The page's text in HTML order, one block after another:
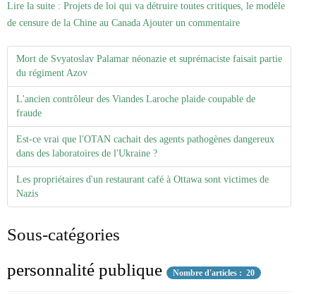
Lire la suite : Projets de loi qui va détruire toutes critiques, le modèle
de censure de la Chine au Canada Ajouter un commentaire
Mort de Svyatoslav Palamar néonazie et suprémaciste faisait partie
du régiment Azov
L'ancien contrôleur des Viandes Laroche plaide coupable de
fraude
Est-ce vrai que l'OTAN cachait des agents pathogènes dangereux
dans des laboratoires de l'Ukraine ?
Les propriétaires d'un restaurant café à Ottawa sont victimes de
Nazis
Sous-catégories
personnalité publique
Nombre d'articles : 20